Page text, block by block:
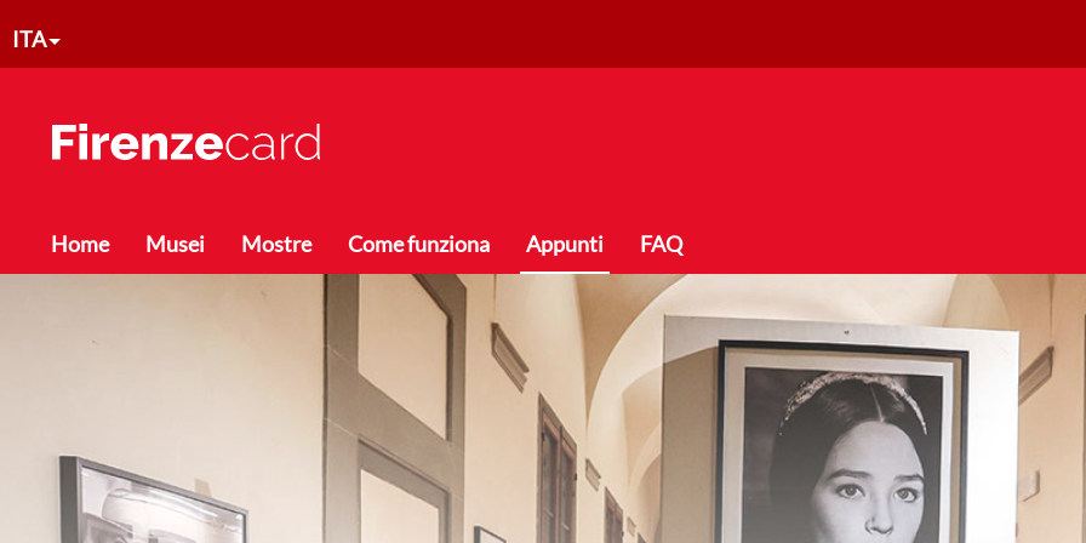
ITA
Toggle menu
Home Musei Mostre Come funziona Appunti FAQ